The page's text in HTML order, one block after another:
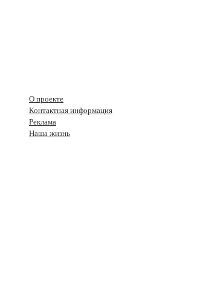
О проекте
Контактная информация
Реклама
Наша жизнь